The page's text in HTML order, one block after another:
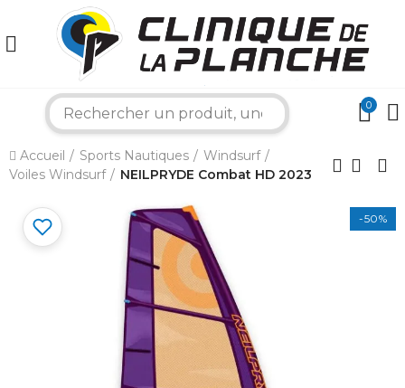
0
Accueil Sports Nautiques
Windsurf
Voiles Windsurf
NEILPRYDE Combat HD 2023
-50%
×
Bonjour ! Je suis votre expert nautique.
Comment puis-je vous aider aujourd'hui ?